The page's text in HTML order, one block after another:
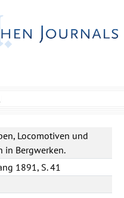
Locomotiven und
in Bergwerken.
1891, S. 41